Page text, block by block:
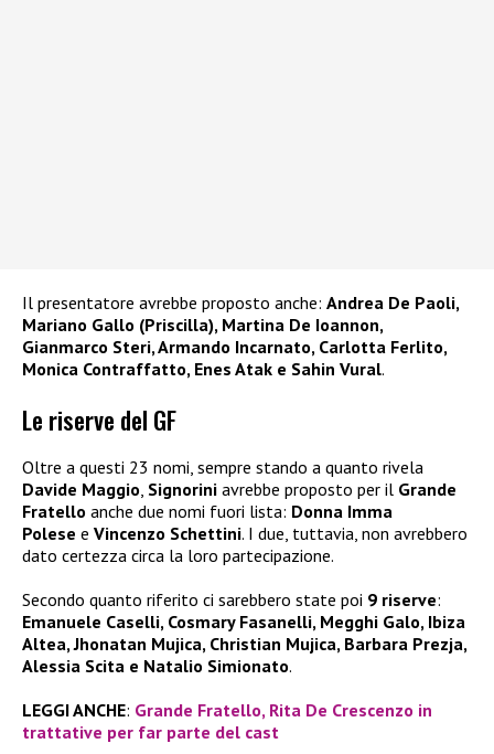
Il presentatore avrebbe proposto anche: Andrea De Paoli,
Mariano Gallo (Priscilla), Martina De Ioannon,
Gianmarco Steri, Armando Incarnato, Carlotta Ferlito,
Monica Contraffatto, Enes Atak e Sahin Vural.
Le riserve del GF
Oltre a questi 23 nomi, sempre stando a quanto rivela
Davide Maggio Signorini avrebbe proposto per il Grande
Fratello anche due nomi fuori lista: Donna Imma
Polese e Vincenzo Schettini. I due, tuttavia, non avrebbero
dato certezza circa la loro partecipazione.
Secondo quanto riferito ci sarebbero state poi 9 riserve:
Emanuele Caselli, Cosmary Fasanelli, Megghi Galo, Ibiza
Altea, Jhonatan Mujica, Christian Mujica, Barbara Prezja,
Alessia Scita e Natalio Simionato.
LEGGI ANCHE: Grande Fratello, Rita De Crescenzo in
trattative per far parte del cast